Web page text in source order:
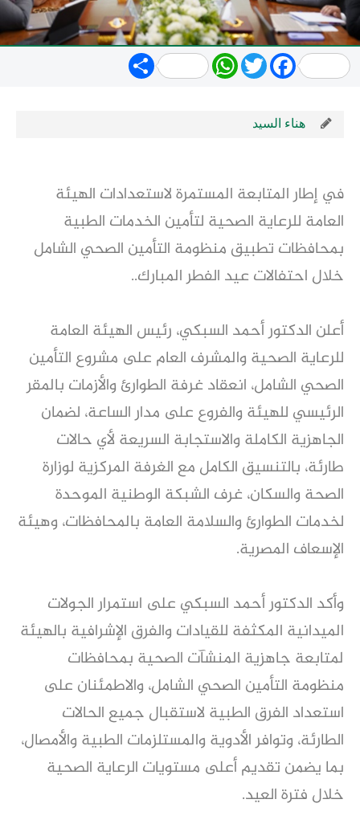
Share WhatsApp
TwitterFacebook
هناء السيد
في إطار المتابعة المستمرة لاستعدادات الهيئة
العامة للرعاية الصحية لتأمين الخدمات الطبية
بمحافظات تطبيق منظومة التأمين الصحي الشامل
خلال احتفالات عيد الفطر المبارك..
أعلن الدكتور أحمد السبكي، رئيس الهيئة العامة
للرعاية الصحية والمشرف العام على مشروع التأمين
الصحي الشامل، انعقاد غرفة الطوارئ والأزمات بالمقر
الرئيسي للهيئة والفروع على مدار الساعة، لضمان
الجاهزية الكاملة والاستجابة السريعة لأي حالات
طارئة، بالتنسيق الكامل مع الغرفة المركزية لوزارة
الصحة والسكان، غرف الشبكة الوطنية الموحدة
لخدمات الطوارئ والسلامة العامة بالمحافظات، وهيئة
الإسعاف المصرية.
وأكد الدكتور أحمد السبكي على استمرار الجولات
الميدانية المكثفة للقيادات والفرق الإشرافية بالهيئة
لمتابعة جاهزية المنشآت الصحية بمحافظات
منظومة التأمين الصحي الشامل، والاطمئنان على
استعداد الفرق الطبية لاستقبال جميع الحالات
الطارئة، وتوافر الأدوية والمستلزمات الطبية والأمصال،
بما يضمن تقديم أعلى مستويات الرعاية الصحية
خلال فترة العيد.